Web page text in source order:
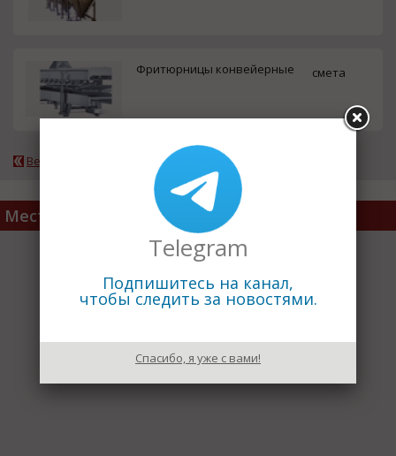
Фритюрницы конвейерные смета
Вернуться к каталогу
Место расположения
Telegram
Подпишитесь на канал,
чтобы следить за новостями.
Спасибо, я уже с вами!